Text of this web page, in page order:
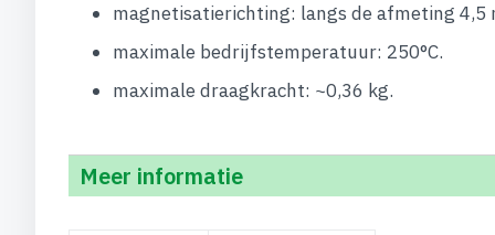
magnetisatierichting: langs de afmeting 4,5
maximale bedrijfstemperatuur: 250°C.
maximale draagkracht: ~0,36 kg.
Meer informatie